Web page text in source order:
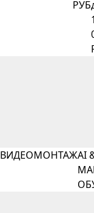
РУБ
ВИДЕОМОНТАЖAI